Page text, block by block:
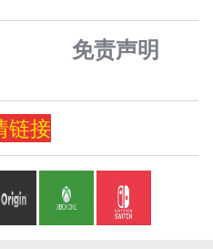
免责声明
链接